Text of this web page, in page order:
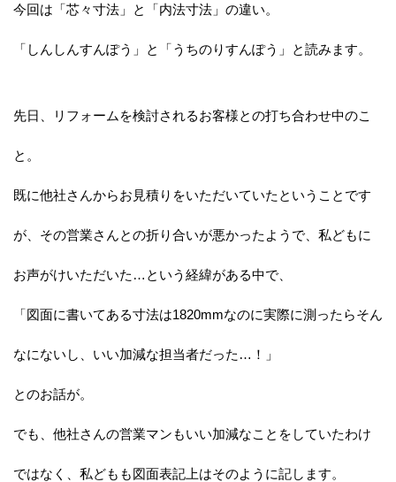
今回は「芯々寸法」と「内法寸法」の違い。
「しんしんすんぽう」と「うちのりすんぽう」と読みます。
先日、リフォームを検討されるお客様との打ち合わせ中のこ
と。
既に他社さんからお見積りをいただいていたということです
が、その営業さんとの折り合いが悪かったようで、私どもに
お声がけいただいた…という経緯がある中で、
「図面に書いてある寸法は1820mmなのに実際に測ったらそん
なにないし、いい加減な担当者だった…！」
とのお話が。
でも、他社さんの営業マンもいい加減なことをしていたわけ
ではなく、私どもも図面表記上はそのように記します。